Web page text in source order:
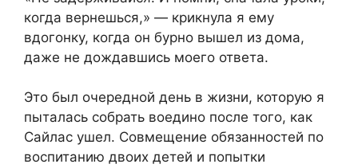
когда вернешься,» — крикнула я ему
вдогонку, когда он бурно вышел из дома,
даже не дождавшись моего ответа.
Это был очередной день в жизни, которую я
пыталась собрать воедино после того, как
Сайлас ушел. Совмещение обязанностей по
воспитанию двоих детей и попытки